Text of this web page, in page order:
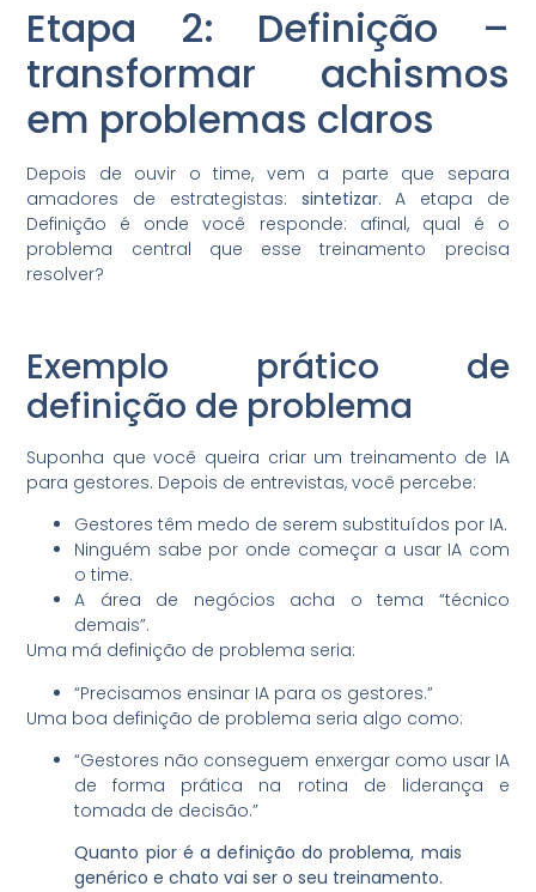
Etapa 2: Definição –
transformar achismos
em problemas claros
Depois de ouvir o time, vem a parte que separa
amadores de estrategistas: sintetizar. A etapa de
Definição é onde você responde: afinal, qual é o
problema central que esse treinamento precisa
resolver?
Exemplo prático de
definição de problema
Suponha que você queira criar um treinamento de IA
para gestores. Depois de entrevistas, você percebe:
Gestores têm medo de serem substituídos por IA.
Ninguém sabe por onde começar a usar IA com
o time.
A área de negócios acha o tema “técnico
demais”.
Uma má definição de problema seria:
“Precisamos ensinar IA para os gestores.”
Uma boa definição de problema seria algo como:
“Gestores não conseguem enxergar como usar IA
de forma prática na rotina de liderança e
tomada de decisão.”
Quanto pior é a definição do problema, mais
genérico e chato vai ser o seu treinamento.